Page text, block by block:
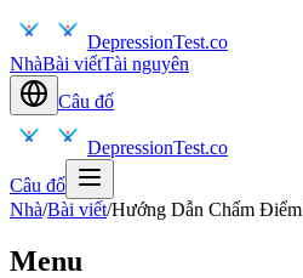
DepressionTest.co
NhàBài viếtTài nguyên
Câu đố
DepressionTest.co
Câu đố
Nhà/Bài viết/Hướng Dẫn Chấm
Menu